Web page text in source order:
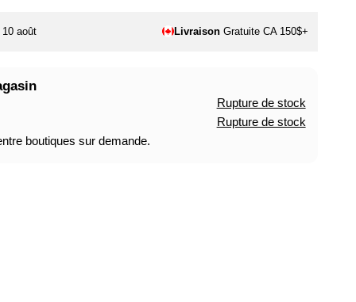
10 août Livraison Gratuite CA 150$+
Rupture de stock
Rupture de stock
boutiques sur demande.